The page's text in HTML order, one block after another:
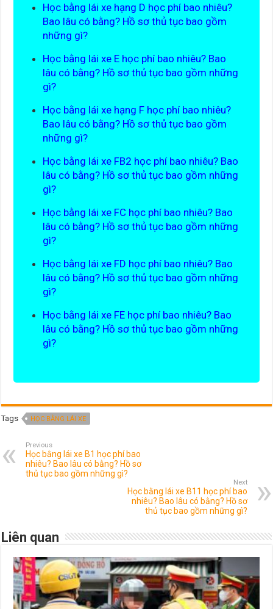
Học bằng lái xe hạng D học phí bao nhiêu?
Bao lâu có bằng? Hồ sơ thủ tục bao gồm
những gì?
Học bằng lái xe E học phí bao nhiêu? Bao
lâu có bằng? Hồ sơ thủ tục bao gồm những
gì?
Học bằng lái xe hạng F học phí bao nhiêu?
Bao lâu có bằng? Hồ sơ thủ tục bao gồm
những gì?
Học bằng lái xe FB2 học phí bao nhiêu? Bao
lâu có bằng? Hồ sơ thủ tục bao gồm những
gì?
Học bằng lái xe FC học phí bao nhiêu? Bao
lâu có bằng? Hồ sơ thủ tục bao gồm những
gì?
Học bằng lái xe FD học phí bao nhiêu? Bao
lâu có bằng? Hồ sơ thủ tục bao gồm những
gì?
Học bằng lái xe FE học phí bao nhiêu? Bao
lâu có bằng? Hồ sơ thủ tục bao gồm những
gì?
Tags HỌC BẰNG LÁI XE
Previous
Học bằng lái xe B1 học phí bao
nhiêu? Bao lâu có bằng? Hồ sơ
thủ tục bao gồm những gì?
Next
Học bằng lái xe B11 học phí bao
nhiêu? Bao lâu có bằng? Hồ sơ
thủ tục bao gồm những gì?
Liên quan